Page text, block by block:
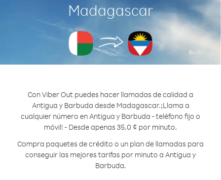
Madagascar
Con Viber Out puedes hacer llamadas de calidad a
Antigua y Barbuda desde Madagascar.¡Llama a
cualquier número en Antigua y Barbuda - teléfono fijo o
móvil! - Desde apenas 35.0 ¢ por minuto.
Compra paquetes de crédito o un plan de llamadas para
conseguir las mejores tarifas por minuto a Antigua y
Barbuda.